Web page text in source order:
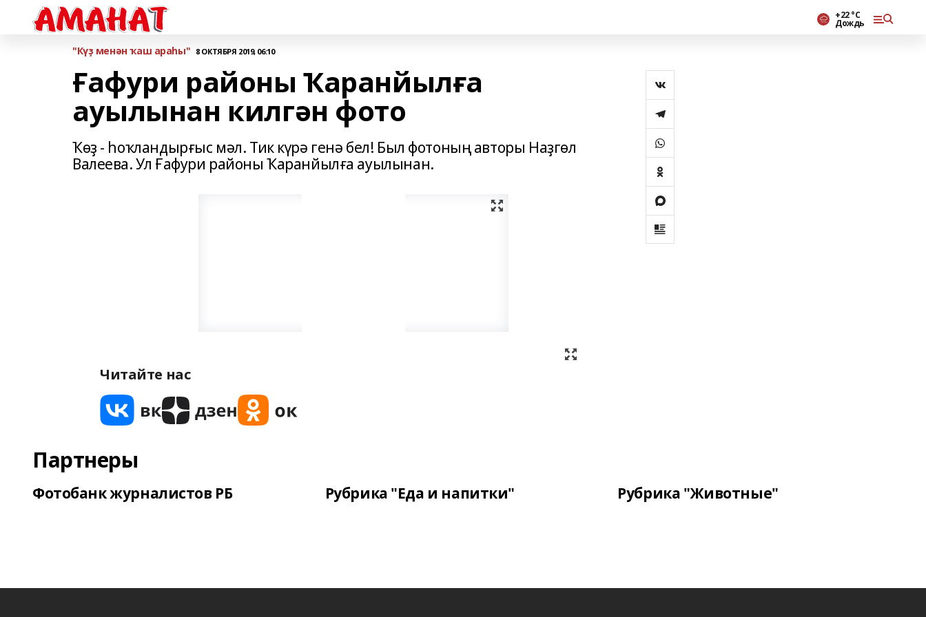
+22 °С
Дождь
"Күҙ менән ҡаш араһы" 8 ОКТЯБРЯ 2019, 06:10
Ғафури районы Ҡаранйылға
ауылынан килгән фото
Ҡөҙ - һоҡландырғыс мәл. Тик күрә генә бел! Был фотоның авторы Наҙгөл
Валеева. Ул Ғафури районы Ҡаранйылға ауылынан.
Читайте нас
Партнеры
Фотобанк журналистов РБ Рубрика "Еда и напитки" Рубрика "Животные"